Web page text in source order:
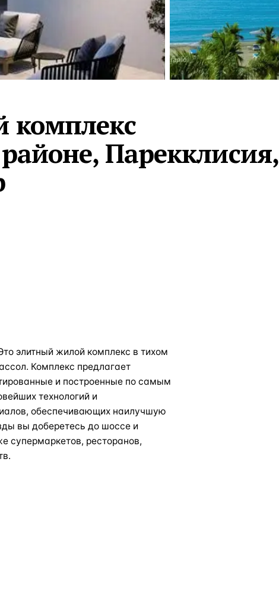
Россия · 2 106
Турция · 2 092
Турция · 1 810
комплекс
Парекклисия,
элитный жилой комплекс в тихом
Комплекс предлагает
и построенные по самым
технологий и
обеспечивающих наилучшую
вы доберетесь до шоссе и
супермаркетов, ресторанов,